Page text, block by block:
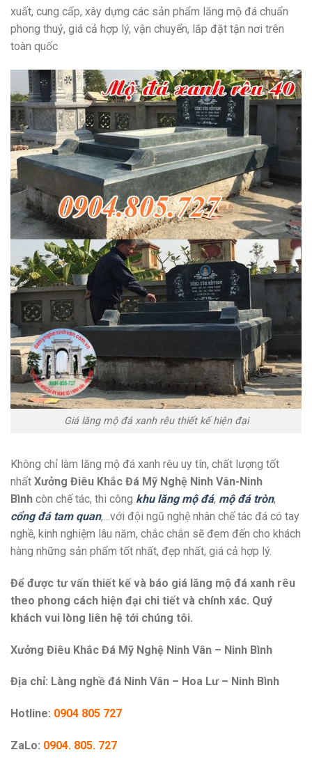
xuất, cung cấp, xây dựng các sản phẩm lăng mộ đá chuẩn
phong thuỷ, giá cả hợp lý, vận chuyển, lắp đặt tận nơi trên
toàn quốc
Giá lăng mộ đá xanh rêu thiết kế hiện đại
Không chỉ làm lăng mộ đá xanh rêu uy tín, chất lượng tốt
nhất Xưởng Điêu Khắc Đá Mỹ Nghệ Ninh Vân-Ninh
Bình còn chế tác, thi công khu lăng mộ đá, mộ đá tròn,
cổng đá tam quan,…với đội ngũ nghệ nhân chế tác đá có tay
nghề, kinh nghiệm lâu năm, chắc chắn sẽ đem đến cho khách
hàng những sản phẩm tốt nhất, đẹp nhất, giá cả hợp lý.
Để được tư vấn thiết kế và báo giá lăng mộ đá xanh rêu
theo phong cách hiện đại chi tiết và chính xác. Quý
khách vui lòng liên hệ tới chúng tôi.
Xưởng Điêu Khắc Đá Mỹ Nghệ Ninh Vân – Ninh Bình
Địa chỉ: Làng nghề đá Ninh Vân – Hoa Lư – Ninh Bình
Hotline: 0904 805 727
ZaLo: 0904. 805. 727